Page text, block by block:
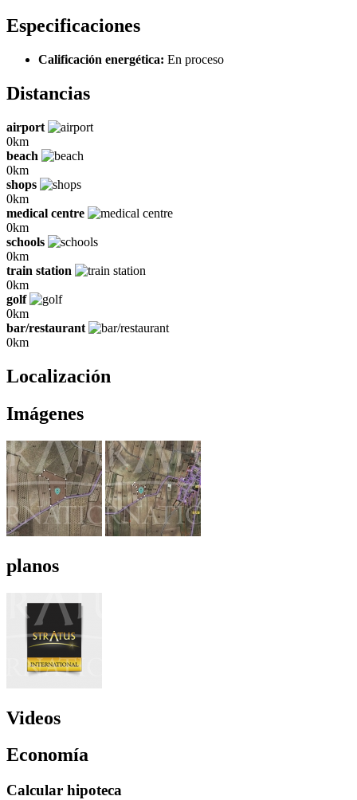
Especificaciones
Calificación energética: En proceso
Distancias
airport
0km
beach
0km
shops
0km
medical centre
0km
schools
0km
train station
0km
golf
0km
bar/restaurant
0km
Localización
Imágenes
planos
Videos
Economía
Calcular hipoteca